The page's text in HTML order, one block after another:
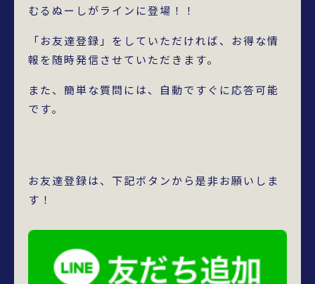
むるぬーしがラインに登場！！
「お友達登録」をしていただければ、お得な情
報を随時発信させていただきます。
また、簡単な質問には、自動ですぐに応答可能
です。
お友達登録は、下記ボタンから是非お願いしま
す！